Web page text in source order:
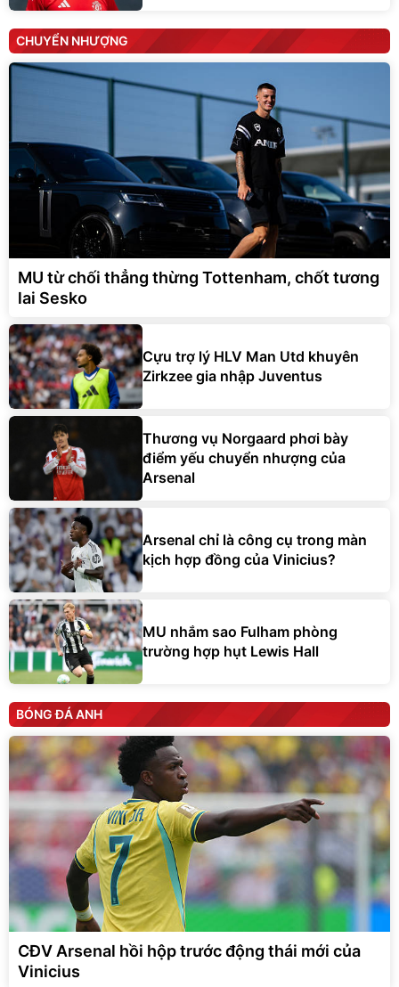
CHUYỂN NHƯỢNG
MU từ chối thẳng thừng Tottenham, chốt tương
lai Sesko
Cựu trợ lý HLV Man Utd khuyên
Zirkzee gia nhập Juventus
Thương vụ Norgaard phơi bày
điểm yếu chuyển nhượng của
Arsenal
Arsenal chỉ là công cụ trong màn
kịch hợp đồng của Vinicius?
MU nhắm sao Fulham phòng
trường hợp hụt Lewis Hall
BÓNG ĐÁ ANH
CĐV Arsenal hồi hộp trước động thái mới của
Vinicius